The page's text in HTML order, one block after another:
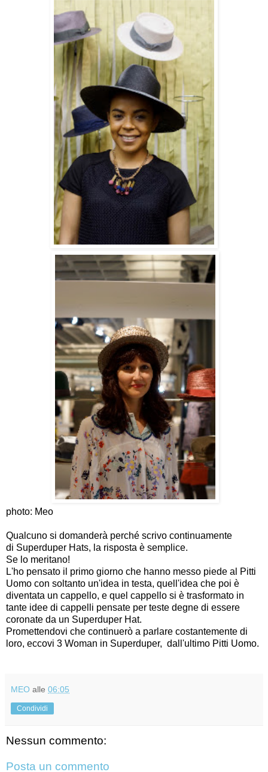
photo: Meo
Qualcuno si domanderà perché scrivo continuamente
di Superduper Hats, la risposta è semplice.
Se lo meritano!
L'ho pensato il primo giorno che hanno messo piede al Pitti
Uomo con soltanto un'idea in testa, quell'idea che poi è
diventata un cappello, e quel cappello si è trasformato in
tante idee di cappelli pensate per teste degne di essere
coronate da un Superduper Hat.
Promettendovi che continuerò a parlare costantemente di
loro, eccovi 3 Woman in Superduper, dall'ultimo Pitti Uomo.
MEO alle 06:05
Condividi
Nessun commento:
Posta un commento